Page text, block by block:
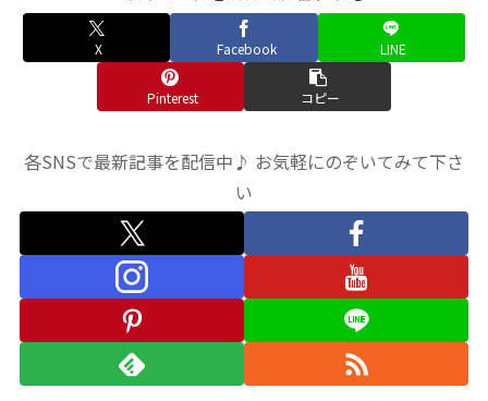
X Facebook LINE
Pinterest コピー
各SNSで最新記事を配信中♪ お気軽にのぞいてみて下さ
い